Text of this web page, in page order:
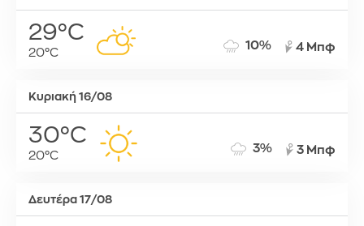
29°C
20°C
10% 4 Μπφ
Κυριακή 16/08
30°C
20°C
3% 3 Μπφ
Δευτέρα 17/08